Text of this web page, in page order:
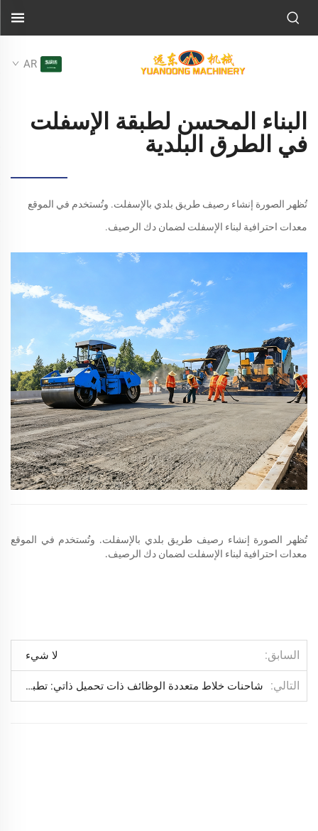
AR
البناء المحسن لطبقة الإسفلت
في الطرق البلدية
تُظهر الصورة إنشاء رصيف طريق بلدي بالإسفلت. وتُستخدم في الموقع
معدات احترافية لبناء الإسفلت لضمان دك الرصيف.
تُظهر الصورة إنشاء رصيف طريق بلدي بالإسفلت. وتُستخدم في الموقع
معدات احترافية لبناء الإسفلت لضمان دك الرصيف.
السابق لا شيء
التالي شاحنات خلاط متعددة الوظائف ذات تحميل ذاتي: تطبيق فعال في مشاريع البناء الصغيرة